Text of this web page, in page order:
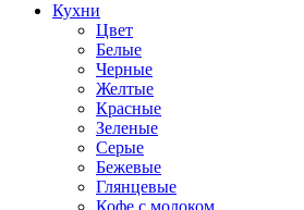
Кухни
Цвет
Белые
Черные
Желтые
Красные
Зеленые
Серые
Бежевые
Глянцевые
Кофе с молоком